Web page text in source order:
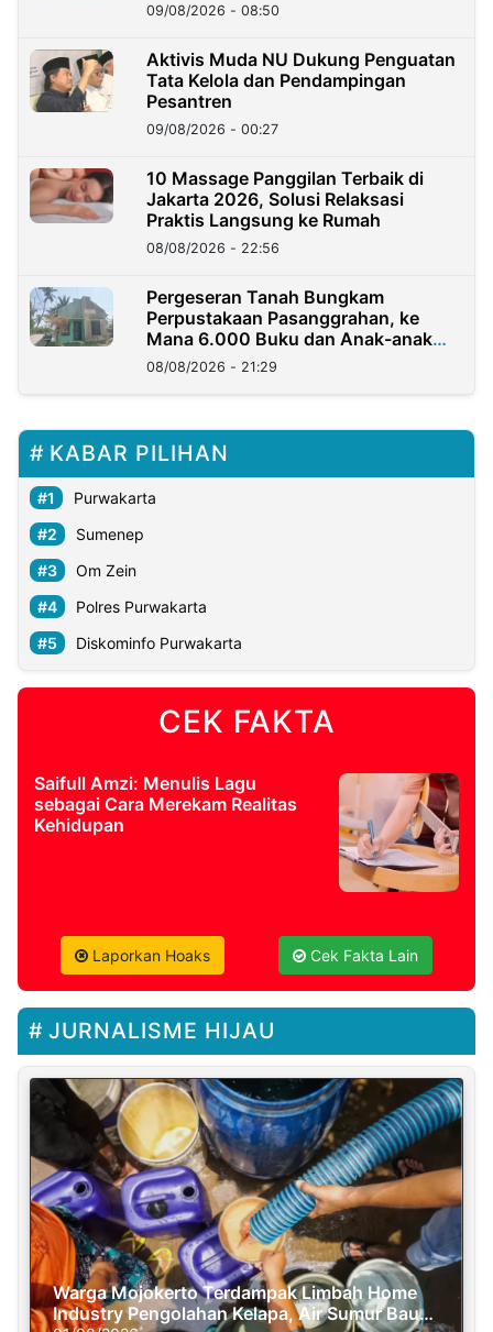
09/08/2026 - 08:50
Aktivis Muda NU Dukung Penguatan
Tata Kelola dan Pendampingan
Pesantren
09/08/2026 - 00:27
10 Massage Panggilan Terbaik di
Jakarta 2026, Solusi Relaksasi
Praktis Langsung ke Rumah
08/08/2026 - 22:56
Pergeseran Tanah Bungkam
Perpustakaan Pasanggrahan, ke
Mana 6.000 Buku dan Anak-anak
Kini?
08/08/2026 - 21:29
KABAR PILIHAN
Purwakarta
Sumenep
Om Zein
Polres Purwakarta
Diskominfo Purwakarta
CEK FAKTA
Saifull Amzi: Menulis Lagu
sebagai Cara Merekam Realitas
Kehidupan
Laporkan Hoaks Cek Fakta Lain
JURNALISME HIJAU
Warga Mojokerto Terdampak Limbah Home
Industry Pengolahan Kelapa, Air Sumur Bau